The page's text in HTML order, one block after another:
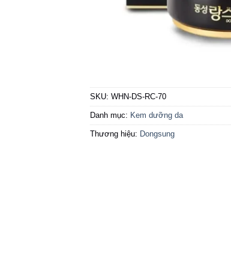
SKU:WHN-DS-RC-70
Danh mục: Kem dưỡng da
Thương hiệu: Dongsung